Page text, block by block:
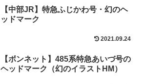
【中部JR】特急ふじかわ号・幻のヘ
ッドマーク
2021.09.24
【ボンネット】485系特急あいづ号の
ヘッドマーク（幻のイラストHM）